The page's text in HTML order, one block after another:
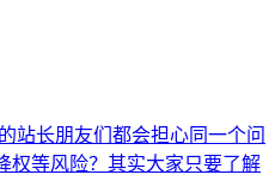
站长朋友们都会担心同一个问
权等风险？其实大家只要了解